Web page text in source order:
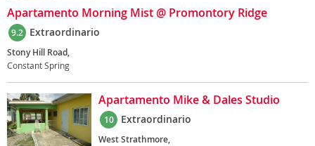
Apartamento Morning Mist @ Promontory Ridge
9.2 Extraordinario
Stony Hill Road,
Constant Spring
Apartamento Mike & Dales Studio
10 Extraordinario
West Strathmore,